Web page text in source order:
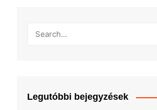
Legutóbbi bejegyzések